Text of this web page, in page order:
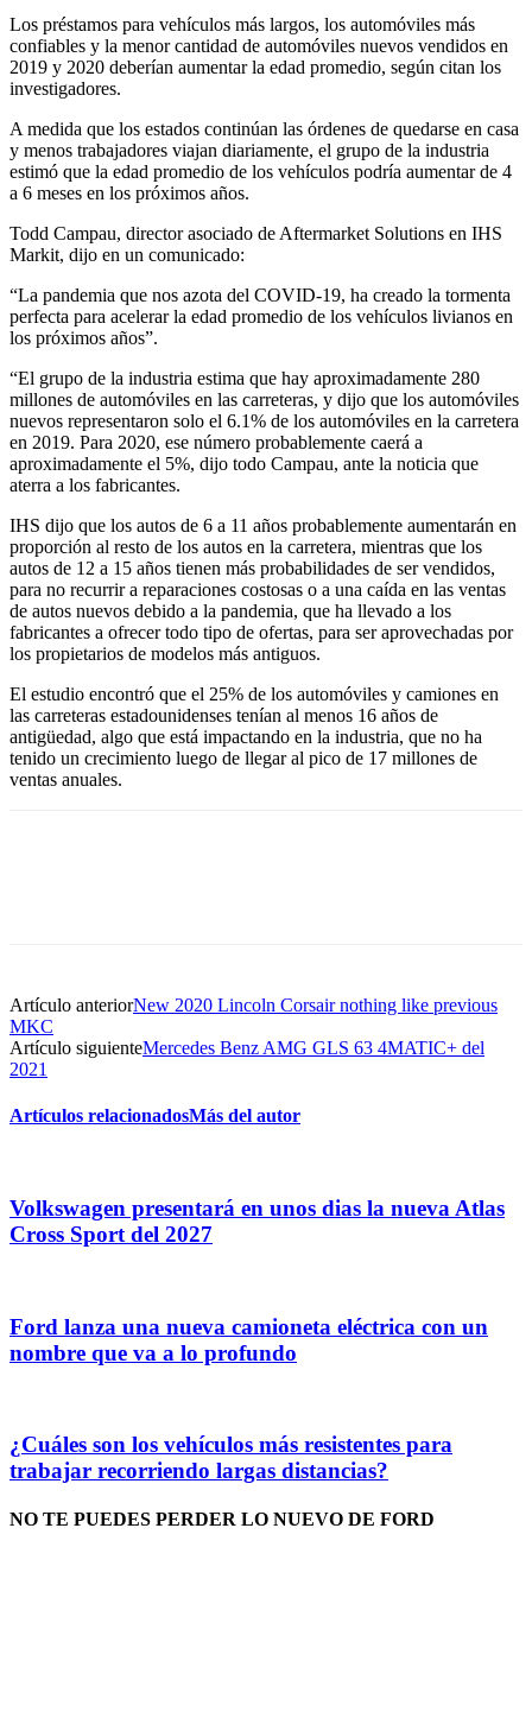
Los préstamos para vehículos más largos, los automóviles más
confiables y la menor cantidad de automóviles nuevos vendidos en
2019 y 2020 deberían aumentar la edad promedio, según citan los
investigadores.
A medida que los estados continúan las órdenes de quedarse en casa
y menos trabajadores viajan diariamente, el grupo de la industria
estimó que la edad promedio de los vehículos podría aumentar de 4
a 6 meses en los próximos años.
Todd Campau, director asociado de Aftermarket Solutions en IHS
Markit, dijo en un comunicado:
“La pandemia que nos azota del COVID-19, ha creado la tormenta
perfecta para acelerar la edad promedio de los vehículos livianos en
los próximos años”.
“El grupo de la industria estima que hay aproximadamente 280
millones de automóviles en las carreteras, y dijo que los automóviles
nuevos representaron solo el 6.1% de los automóviles en la carretera
en 2019. Para 2020, ese número probablemente caerá a
aproximadamente el 5%, dijo todo Campau, ante la noticia que
aterra a los fabricantes.
IHS dijo que los autos de 6 a 11 años probablemente aumentarán en
proporción al resto de los autos en la carretera, mientras que los
autos de 12 a 15 años tienen más probabilidades de ser vendidos,
para no recurrir a reparaciones costosas o a una caída en las ventas
de autos nuevos debido a la pandemia, que ha llevado a los
fabricantes a ofrecer todo tipo de ofertas, para ser aprovechadas por
los propietarios de modelos más antiguos.
El estudio encontró que el 25% de los automóviles y camiones en
las carreteras estadounidenses tenían al menos 16 años de
antigüedad, algo que está impactando en la industria, que no ha
tenido un crecimiento luego de llegar al pico de 17 millones de
ventas anuales.
Artículo anteriorNew 2020 Lincoln Corsair nothing like previous
MKC
Artículo siguienteMercedes Benz AMG GLS 63 4MATIC+ del
2021
Artículos relacionadosMás del autor
Volkswagen presentará en unos dias la nueva Atlas
Cross Sport del 2027
Ford lanza una nueva camioneta eléctrica con un
nombre que va a lo profundo
¿Cuáles son los vehículos más resistentes para
trabajar recorriendo largas distancias?
NO TE PUEDES PERDER LO NUEVO DE FORD